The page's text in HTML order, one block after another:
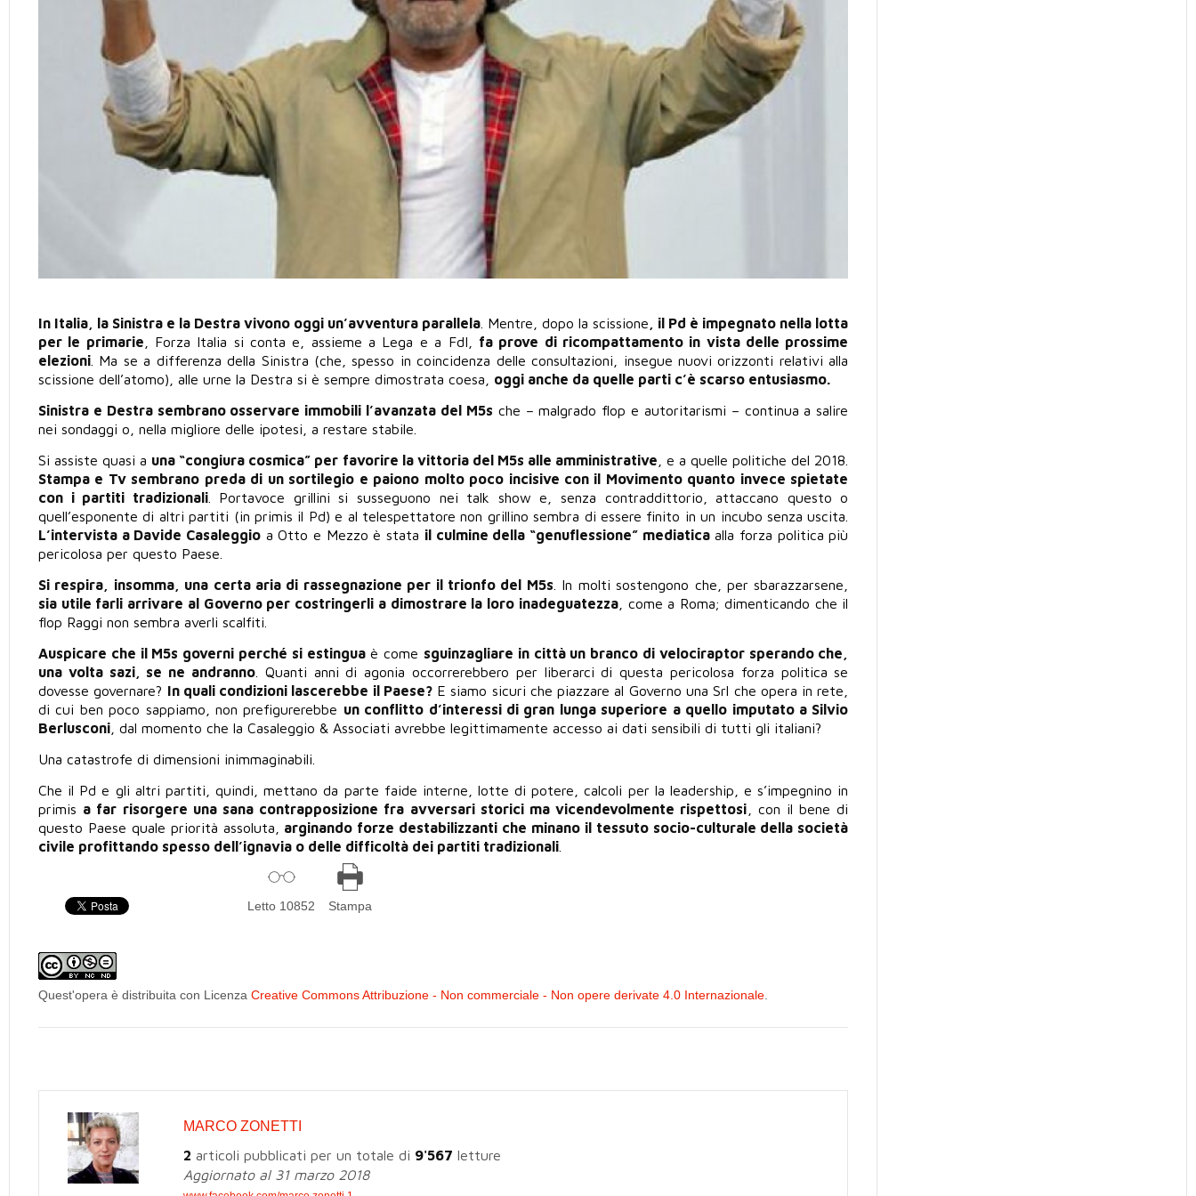
In Italia, la Sinistra e la Destra vivono oggi un’avventura parallela . Mentre, dopo la scissione , il Pd è impegnato nella lotta
per le primarie , Forza Italia si conta e, assieme a Lega e a FdI, fa prove di ricompattamento in vista delle prossime
elezioni . Ma se a differenza della Sinistra (che, spesso in coincidenza delle consultazioni, insegue nuovi orizzonti relativi alla
scissione dell’atomo), alle urne la Destra si è sempre dimostrata coesa, oggi anche da quelle parti c’è scarso entusiasmo.
Sinistra e Destra sembrano osservare immobili l’avanzata del M5s che – malgrado flop e autoritarismi – continua a salire
nei sondaggi o, nella migliore delle ipotesi, a restare stabile.
Si assiste quasi a una “congiura cosmica” per favorire la vittoria del M5s alle amministrative , e a quelle politiche del 2018.
Stampa e Tv sembrano preda di un sortilegio e paiono molto poco incisive con il Movimento quanto invece spietate
con i partiti tradizionali. Portavoce grillini si susseguono nei talk show e, senza contraddittorio, attaccano questo o
quell’esponente di altri partiti (in primis il Pd) e al telespettatore non grillino sembra di essere finito in un incubo senza uscita.
L’intervista a Davide Casaleggio a Otto e Mezzo è stata il culmine della “genuflessione” mediaticaalla forza politica più
pericolosa per questo Paese.
Si respira, insomma, una certa aria di rassegnazione per il trionfo del M5s . In molti sostengono che, per sbarazzarsene,
sia utile farli arrivare al Governo per costringerli a dimostrare la loro inadeguatezza, come a Roma; dimenticando che il
flop Raggi non sembra averli scalfiti.
Auspicare che il M5s governi perché si estinguaè come sguinzagliare in città un branco di velociraptor sperando che,
una volta sazi, se ne andranno. Quanti anni di agonia occorrerebbero per liberarci di questa pericolosa forza politica se
dovesse governare? In quali condizioni lascerebbe il Paese?E siamo sicuri che piazzare al Governo una Srl che opera in rete,
di cui ben poco sappiamo, non prefigurerebbe un conflitto d’interessi di gran lunga superiore a quello imputato a Silvio
Berlusconi , dal momento che la Casaleggio & Associati avrebbe legittimamente accesso ai dati sensibili di tutti gli italiani?
Una catastrofe di dimensioni inimmaginabili.
Che il Pd e gli altri partiti, quindi, mettano da parte faide interne, lotte di potere, calcoli per la leadership, e s’impegnino in
primis a far risorgere una sana contrapposizione fra avversari storici ma vicendevolmente rispettosi , con il bene di
questo Paese quale priorità assoluta, arginando forze destabilizzanti che minano il tessuto socio-culturale della società
civile profittando spesso dell’ignavia o delle difficoltà dei partiti tradizionali
Letto 10852 Stampa
Quest'opera è distribuita con Licenza Creative Commons Attribuzione - Non commerciale - Non opere derivate 4.0 Internazionale
MARCO ZONETTI
2 articoli pubblicati per un totale di 9'567 letture
Aggiornato al 31 marzo 2018